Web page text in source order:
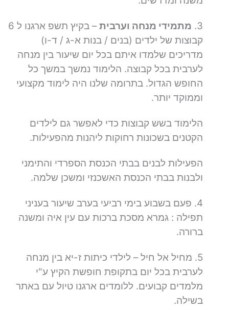
3. מתמידי מנחה וערבית
– בקיץ תשפ ארגנו ל 6
קבוצות של ילדים (בנים / בנות א-ג / ד-ו)
מדריכים שלמדו איתם בכל יום שיעור בין מנחה
לערבית בכל קבוצה. הלימוד נמשך במשך כל
החופש הגדול. בתרומה שלנו היה לימוד מקצועי
וממוקד יותר.
הלימוד בשש קבוצות כדי לאפשר גם לילדים
הקטנים בשכונות רחוקות ליהנות מהפעילות.
הפעילות לבנים בבתי הכנסת הספרדי והתימני
ולבנות בבתי הכנסת האשכנזי ומשכן שלמה.
4. פעם בשבוע בימי רביעי בערב שיעור בעניני
תפילה : גמרא מסכת ברכות עם עין איה ומשנה
ברורה.
5. מחיל אל חיל – לילדי כיתות ז-יא בין מנחה
לערבית בכל יום בתקופת חופשת הקיץ ע"י
מלמדים קבועים. ללומדים ארגנו טיול עם באתר
בשילה.